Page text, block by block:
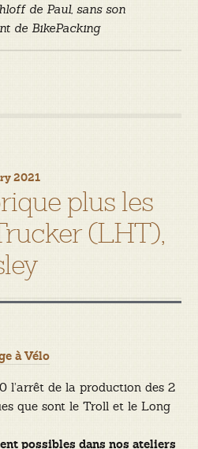
de Paul, sans son
de BikePacking
2021
plus les
(LHT),
à Vélo
l’arrêt de la production des 2
que sont le Troll et le Long
possibles dans nos ateliers